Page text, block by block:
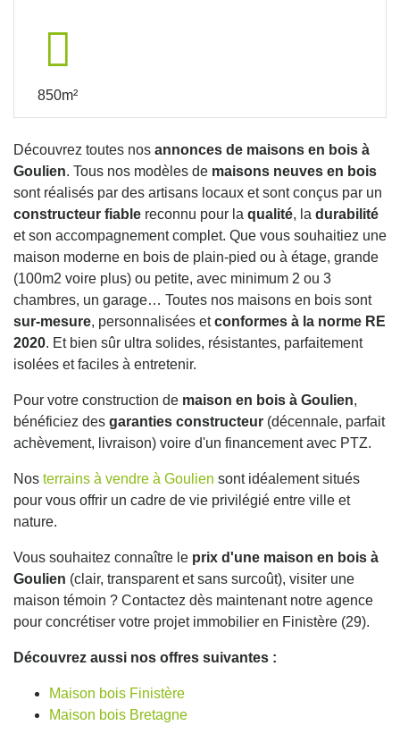
850m²
Découvrez toutes nos annonces de maisons en bois à
Goulien. Tous nos modèles de maisons neuves en bois
sont réalisés par des artisans locaux et sont conçus par un
constructeur fiable reconnu pour la qualité, la durabilité
et son accompagnement complet. Que vous souhaitiez une
maison moderne en bois de plain-pied ou à étage, grande
(100m2 voire plus) ou petite, avec minimum 2 ou 3
chambres, un garage… Toutes nos maisons en bois sont
sur-mesure, personnalisées etconformes à la norme RE
2020. Et bien sûr ultra solides, résistantes, parfaitement
isolées et faciles à entretenir.
Pour votre construction de maison en bois à Goulien,
bénéficiez des garanties constructeur (décennale, parfait
achèvement, livraison) voire d'un financement avec PTZ.
Nos terrains à vendre à Goulien sont idéalement situés
pour vous offrir un cadre de vie privilégié entre ville et
nature.
Vous souhaitez connaître le prix d'une maison en bois à
Goulien (clair, transparent et sans surcoût), visiter une
maison témoin ? Contactez dès maintenant notre agence
pour concrétiser votre projet immobilier en Finistère (29).
Découvrez aussi nos offres suivantes :
Maison bois Finistère
Maison bois Bretagne